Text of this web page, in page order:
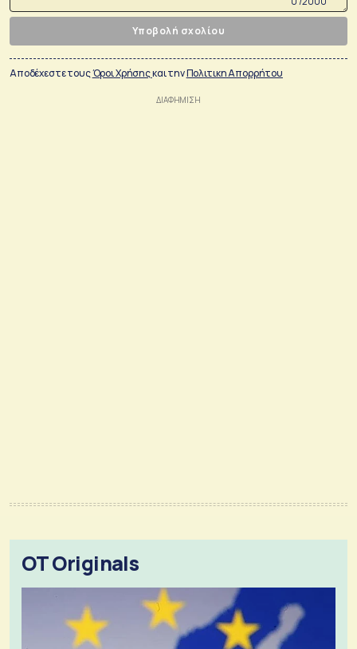
Υποβολή σχολίου
Αποδέχεστε τουςΌροι Χρήσηςκαι τηνΠολιτικη Απορρήτου
OT Originals